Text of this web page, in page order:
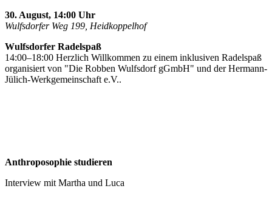
30. August, 14:00 Uhr
Wulfsdorfer Weg 199, Heidkoppelhof
Wulfsdorfer Radelspaß
14:00–18:00 Herzlich Willkommen zu einem inklusiven Radelspaß
organisiert von "Die Robben Wulfsdorf gGmbH" und der Hermann-
Jülich-Werkgemeinschaft e.V..
Anthroposophie studieren
Interview mit Martha und Luca